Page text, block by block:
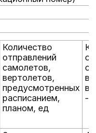
Количество
отправлений
самолетов,
вертолетов,
предусмотренных
расписанием,
планом, ед
-